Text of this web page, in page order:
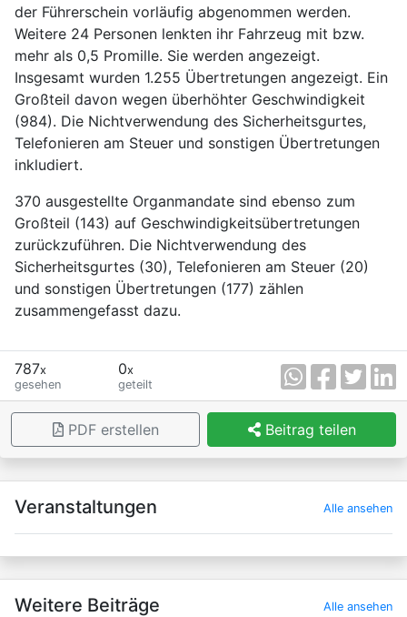
der Führerschein vorläufig abgenommen werden.
Weitere 24 Personen lenkten ihr Fahrzeug mit bzw.
mehr als 0,5 Promille. Sie werden angezeigt.
Insgesamt wurden 1.255 Übertretungen angezeigt. Ein
Großteil davon wegen überhöhter Geschwindigkeit
(984). Die Nichtverwendung des Sicherheitsgurtes,
Telefonieren am Steuer und sonstigen Übertretungen
inkludiert.
370 ausgestellte Organmandate sind ebenso zum
Großteil (143) auf Geschwindigkeitsübertretungen
zurückzuführen. Die Nichtverwendung des
Sicherheitsgurtes (30), Telefonieren am Steuer (20)
und sonstigen Übertretungen (177) zählen
zusammengefasst dazu.
787x
gesehen
0x
geteilt
PDF erstellen Beitrag teilen
×
Veranstaltungen Alle ansehen
Weitere Beiträge Alle ansehen